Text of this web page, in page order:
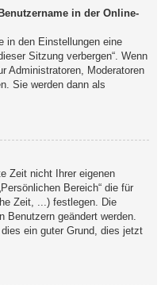
in der Online-
in den Einstellungen eine
Sitzung verbergen“. Wenn
Administratoren, Moderatoren
Sie werden dann als
Zeit nicht Ihrer eigenen
Bereich“ die für
Zeit, ...) festlegen. Die
Benutzern geändert werden.
ein guter Grund, dies jetzt